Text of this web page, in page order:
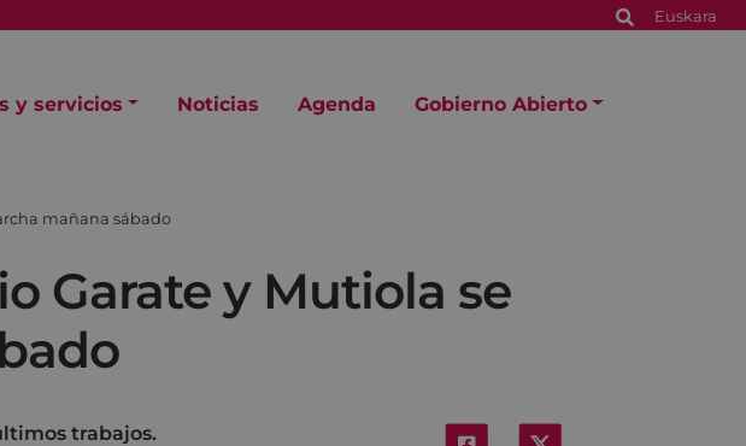
Euskara
y servicios Noticias Agenda Gobierno Abierto
mañana sábado
Garate y Mutiola se
trabajos.